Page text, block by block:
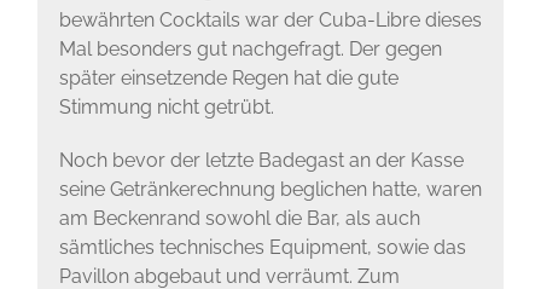
bewährten Cocktails war der Cuba-Libre dieses
Mal besonders gut nachgefragt. Der gegen
später einsetzende Regen hat die gute
Stimmung nicht getrübt.
Noch bevor der letzte Badegast an der Kasse
seine Getränkerechnung beglichen hatte, waren
am Beckenrand sowohl die Bar, als auch
sämtliches technisches Equipment, sowie das
Pavillon abgebaut und verräumt. Zum